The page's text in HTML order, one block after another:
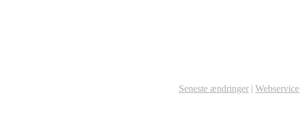
Seneste ændringer | Webservice